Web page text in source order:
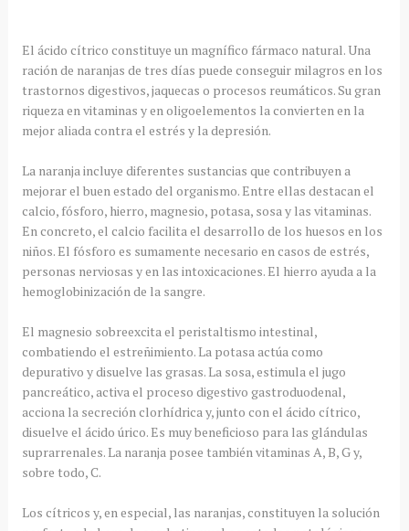
El ácido cítrico constituye un magnífico fármaco natural. Una
ración de naranjas de tres días puede conseguir milagros en los
trastornos digestivos, jaquecas o procesos reumáticos. Su gran
riqueza en vitaminas y en oligoelementos la convierten en la
mejor aliada contra el estrés y la depresión.
La naranja incluye diferentes sustancias que contribuyen a
mejorar el buen estado del organismo. Entre ellas destacan el
calcio, fósforo, hierro, magnesio, potasa, sosa y las vitaminas.
En concreto, el calcio facilita el desarrollo de los huesos en los
niños. El fósforo es sumamente necesario en casos de estrés,
personas nerviosas y en las intoxicaciones. El hierro ayuda a la
hemoglobinización de la sangre.
El magnesio sobreexcita el peristaltismo intestinal,
combatiendo el estreñimiento. La potasa actúa como
depurativo y disuelve las grasas. La sosa, estimula el jugo
pancreático, activa el proceso digestivo gastroduodenal,
acciona la secreción clorhídrica y, junto con el ácido cítrico,
disuelve el ácido úrico. Es muy beneficioso para las glándulas
suprarrenales. La naranja posee también vitaminas A, B, G y,
sobre todo, C.
Los cítricos y, en especial, las naranjas, constituyen la solución